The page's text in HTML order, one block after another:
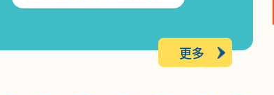
2025-2026年度第二期幼兒K-Pop 舞蹈班
的再現」
更多